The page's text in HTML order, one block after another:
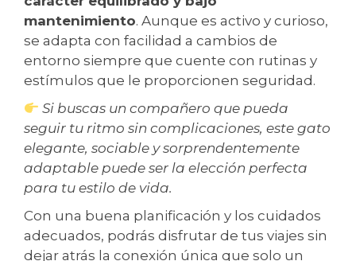
mantenimiento. Aunque es activo y curioso,
se adapta con facilidad a cambios de
entorno siempre que cuente con rutinas y
estímulos que le proporcionen seguridad.
Si buscas un compañero que pueda
seguir tu ritmo sin complicaciones, este gato
elegante, sociable y sorprendentemente
adaptable puede ser la elección perfecta
para tu estilo de vida.
Con una buena planificación y los cuidados
adecuados, podrás disfrutar de tus viajes sin
dejar atrás la conexión única que solo un